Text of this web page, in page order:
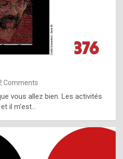
t
o
r
p
e
c
i
l
Comments
vous allez bien. Les activités
il m’est…